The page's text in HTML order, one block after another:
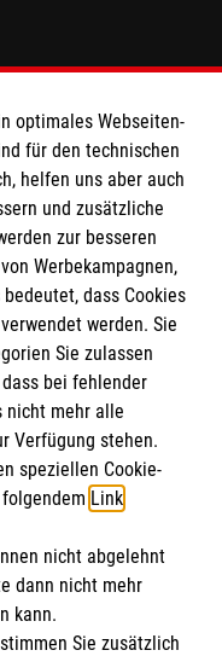
12
|Datenschutz
|Mediathek
optimales Webseiten-
für den technischen
helfen uns aber auch
und zusätzliche
zur besseren
Werbekampagnen,
dass Cookies
werden. Sie
Sie zulassen
bei fehlender
nicht mehr alle
Verfügung stehen.
speziellen Cookie-
Link.
nicht abgelehnt
dann nicht mehr
kann.
Sie zusätzlich